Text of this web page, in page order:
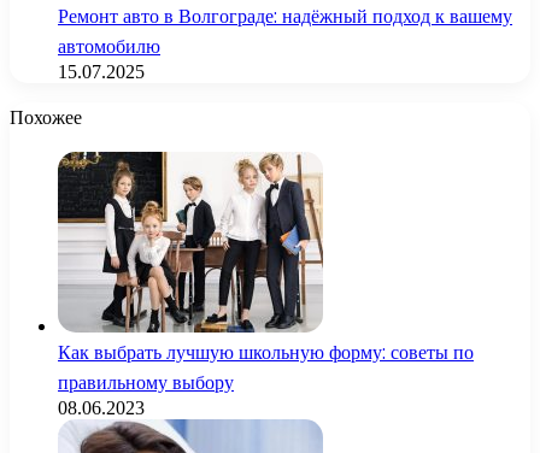
Ремонт авто в Волгограде: надёжный подход к вашему
автомобилю
15.07.2025
Похожее
Как выбрать лучшую школьную форму: советы по
правильному выбору
08.06.2023